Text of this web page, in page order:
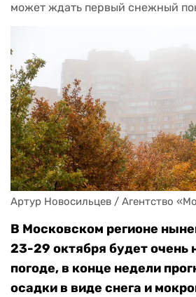
может ждать первый снежный
Артур Новосильцев / Агентство
В Московском регионе
23-29 октября будет очень
погоде, в конце недели
осадки в виде снега и